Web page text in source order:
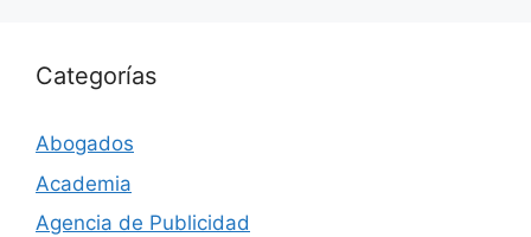
Categorías
Abogados
Academia
Agencia de Publicidad